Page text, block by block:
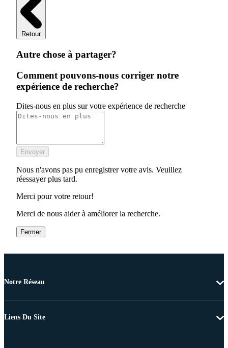
Retour
Autre chose à partager?
Comment pouvons-nous corriger notre
expérience de recherche?
Dites-nous en plus sur votre expérience de recherche
Envoyer
Nous n'avons pas pu enregistrer votre avis. Veuillez
réessayer plus tard.
Merci pour votre retour!
Merci de nous aider à améliorer la recherche.
Fermer
Notre Réseau
Liens Du Site